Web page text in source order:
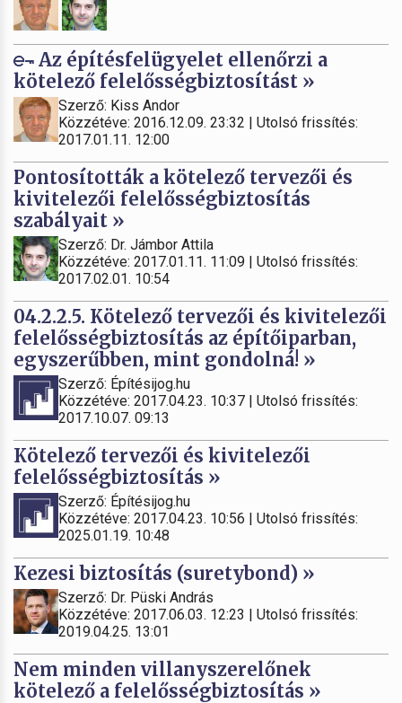
Az építésfelügyelet ellenőrzi a
kötelező felelősségbiztosítást »
Szerző: Kiss Andor
Közzétéve: 2016.12.09. 23:32 | Utolsó frissítés:
2017.01.11. 12:00
Pontosították a kötelező tervezői és
kivitelezői felelősségbiztosítás
szabályait »
Szerző: Dr. Jámbor Attila
Közzétéve: 2017.01.11. 11:09 | Utolsó frissítés:
2017.02.01. 10:54
04.2.2.5. Kötelező tervezői és kivitelezői
felelősségbiztosítás az építőiparban,
egyszerűbben, mint gondolná! »
Szerző: Építésijog.hu
Közzétéve: 2017.04.23. 10:37 | Utolsó frissítés:
2017.10.07. 09:13
Kötelező tervezői és kivitelezői
felelősségbiztosítás »
Szerző: Építésijog.hu
Közzétéve: 2017.04.23. 10:56 | Utolsó frissítés:
2025.01.19. 10:48
Kezesi biztosítás (suretybond) »
Szerző: Dr. Püski András
Közzétéve: 2017.06.03. 12:23 | Utolsó frissítés:
2019.04.25. 13:01
Nem minden villanyszerelőnek
kötelező a felelősségbiztosítás »